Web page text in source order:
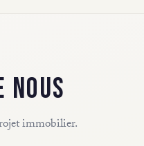
immobilier.